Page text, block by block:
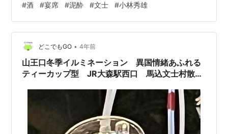
こと飲み始めたが、どうも様子が違う▼実は、誰かの別
荘に入り込んでしまっていた。酒を出してくれたのは管
理を任されていた女性だった。平身低頭、2人は辞去した
という。いくら大批評家とはいえ今の世なら完全にアウ
トだ。これから年始にかけ宴席を囲む機会は多いだろ
う。くれぐれも留意して、ご同輩。 （小林秀雄は…
#酒 #宴席 #泥酔 #文士 #小林秀雄
どこでもGO • 4年前
山王口冬季イルミネーション 異国情緒あふれる
ティーカップ型 JR大森駅西口 馬込文士村散策